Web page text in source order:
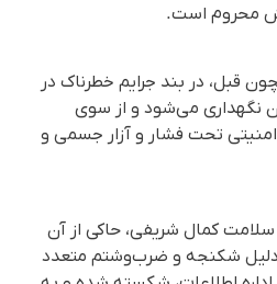
محروم است.
قبل، در بند جرایم خطرناک در
نگهداری می‌شود و از سوی
تحت فشار و آزار جسمی و
کمال شریفی، حاکی از آن
شکنجه و ضرب‌وشتم متعدد